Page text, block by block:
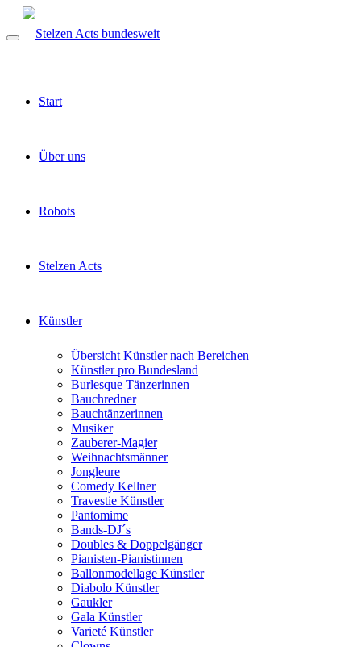
Start
Über uns
Robots
Stelzen Acts
Künstler
Übersicht Künstler nach Bereichen
Künstler pro Bundesland
Burlesque Tänzerinnen
Bauchredner
Bauchtänzerinnen
Musiker
Zauberer-Magier
Weihnachtsmänner
Jongleure
Comedy Kellner
Travestie Künstler
Pantomime
Bands-DJ´s
Doubles & Doppelgänger
Pianisten-Pianistinnen
Ballonmodellage Künstler
Diabolo Künstler
Gaukler
Gala Künstler
Varieté Künstler